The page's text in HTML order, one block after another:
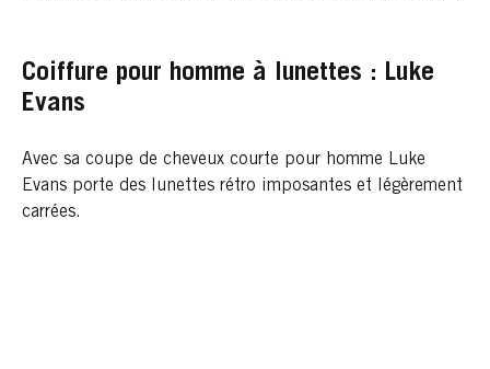
Coiffure pour homme à lunettes : Luke
Evans
Avec sa coupe de cheveux courte pour homme Luke
Evans porte des lunettes rétro imposantes et légèrement
carrées.